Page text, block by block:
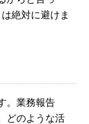
絶対に避けま
。業務報告
どのような活